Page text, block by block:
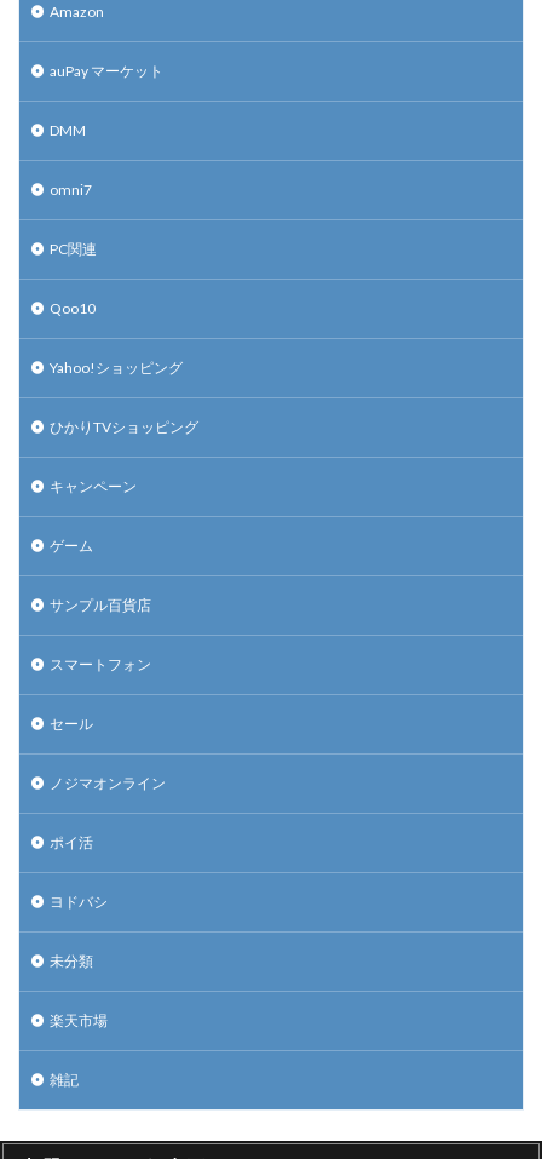
Amazon
auPay マーケット
DMM
omni7
PC関連
Qoo10
Yahoo!ショッピング
ひかりTVショッピング
キャンペーン
ゲーム
サンプル百貨店
スマートフォン
セール
ノジマオンライン
ポイ活
ヨドバシ
未分類
楽天市場
雑記